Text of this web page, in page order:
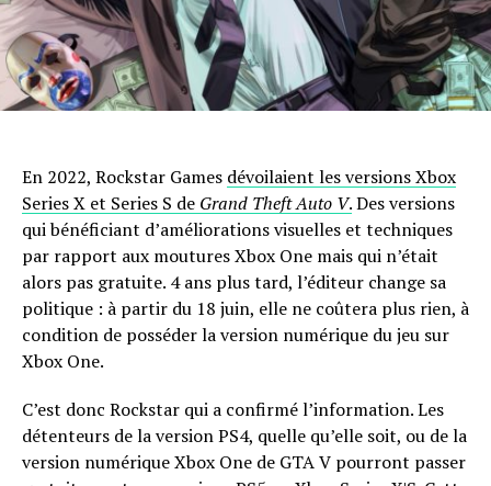
En 2022, Rockstar Games dévoilaient les versions Xbox
Series X et Series S de Grand Theft Auto V.Des versions
qui bénéficiant d’améliorations visuelles et techniques
par rapport aux moutures Xbox One mais qui n’était
alors pas gratuite. 4 ans plus tard, l’éditeur change sa
politique : à partir du 18 juin, elle ne coûtera plus rien, à
condition de posséder la version numérique du jeu sur
Xbox One.
C’est donc Rockstar qui a confirmé l’information. Les
détenteurs de la version PS4, quelle qu’elle soit, ou de la
version numérique Xbox One de GTA V pourront passer